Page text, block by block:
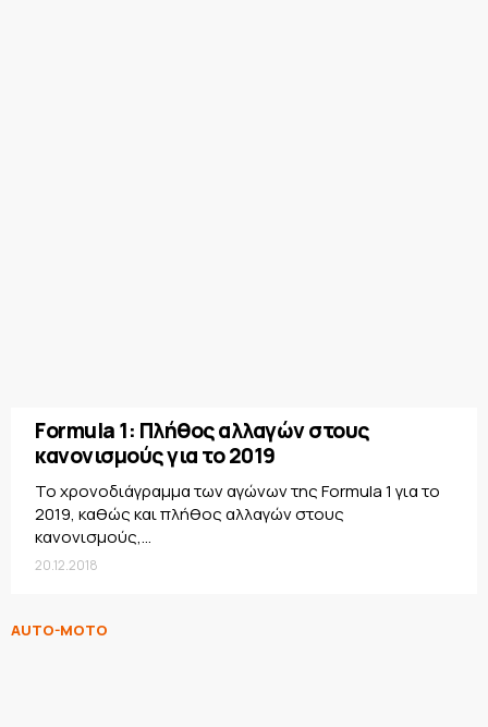
Formula 1: Πλήθος αλλαγών στους
κανονισμούς για το 2019
Το χρονοδιάγραμμα των αγώνων της Formula 1 για το
2019, καθώς και πλήθος αλλαγών στους
κανονισμούς,...
20.12.2018
AUTO-MOTO